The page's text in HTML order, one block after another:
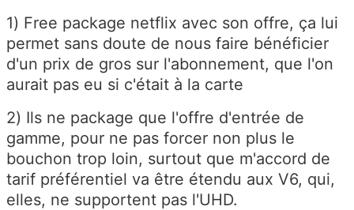
1) Free package netflix avec son offre, ça lui
permet sans doute de nous faire bénéficier
d'un prix de gros sur l'abonnement, que l'on
aurait pas eu si c'était à la carte
2) Ils ne package que l'offre d'entrée de
gamme, pour ne pas forcer non plus le
bouchon trop loin, surtout que m'accord de
tarif préférentiel va être étendu aux V6, qui,
elles, ne supportent pas l'UHD.